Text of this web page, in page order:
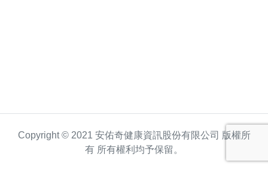
Copyright © 2021 安佑奇健康資訊股份有限公司 版權所
有 所有權利均予保留。